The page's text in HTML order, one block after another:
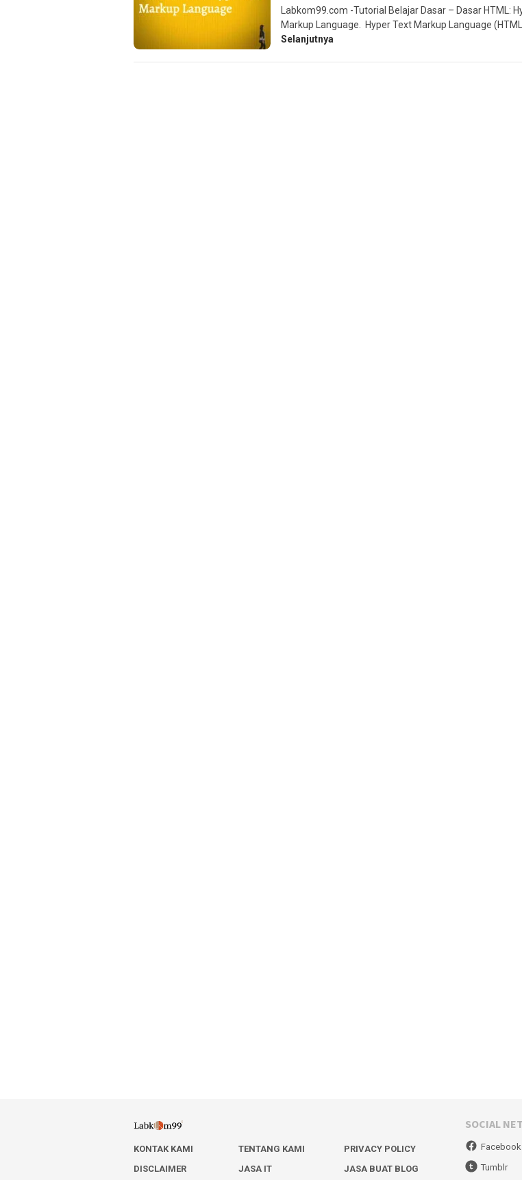
Labkom99.com -Tutorial Belajar Dasar – Dasar HTML:
Markup Language. Hyper Text Markup Language
Selanjutnya
KONTAK KAMI TENTANG KAMI
PRIVACY POLICY
DISCLAIMER
JASA IT JASA BUAT BLOG
SOCIAL
Facebook
Tumblr